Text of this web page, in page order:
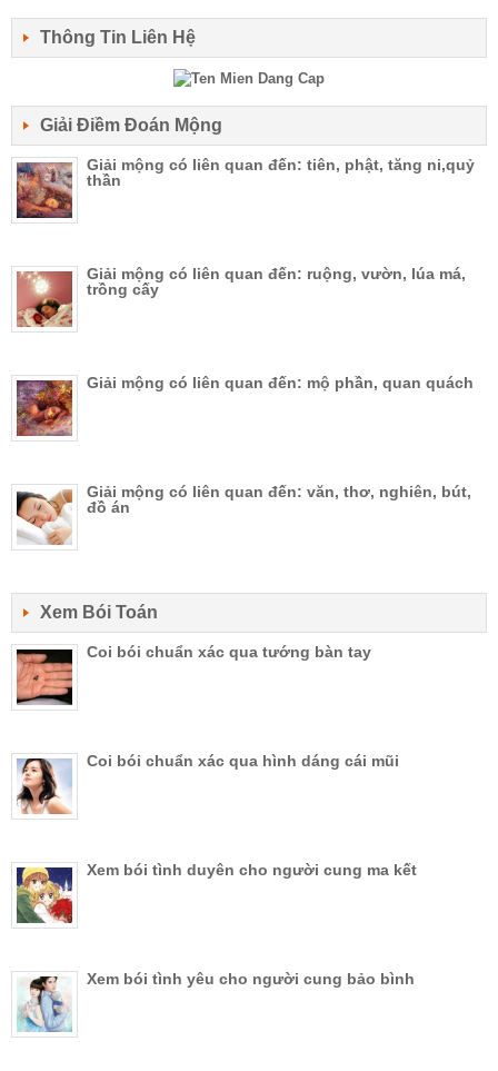
Thông Tin Liên Hệ
Giải Điềm Đoán Mộng
Giải mộng có liên quan đến: tiên, phật, tăng ni,quỷ
thần
Giải mộng có liên quan đến: ruộng, vườn, lúa má,
trồng cấy
Giải mộng có liên quan đến: mộ phần, quan quách
Giải mộng có liên quan đến: văn, thơ, nghiên, bút,
đồ án
Xem Bói Toán
Coi bói chuẩn xác qua tướng bàn tay
Coi bói chuẩn xác qua hình dáng cái mũi
Xem bói tình duyên cho người cung ma kết
Xem bói tình yêu cho người cung bảo bình